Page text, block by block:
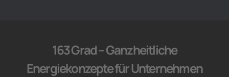
163 Grad – Ganzheitliche
Energiekonzepte für Unternehmen